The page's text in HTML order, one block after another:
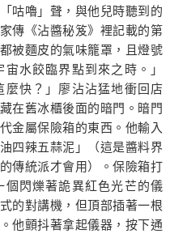
咕嚕」聲，與他兒時聽到的
傳《沾醬秘笈》裡記載的第
被麵皮的氣味籠罩，且燈號
水餃臨界點到來之時。」
麼快？」廖沾沾猛地衝回店
在舊冰櫃後面的暗門。暗門
金屬保險箱的東西。他輸入
四辣五蒜泥」（這是醬料界
傳統派才會用）。保險箱打
閃爍著詭異紅色光芒的儀
的對講機，但頂部插著一根
他顫抖著拿起儀器，按下通